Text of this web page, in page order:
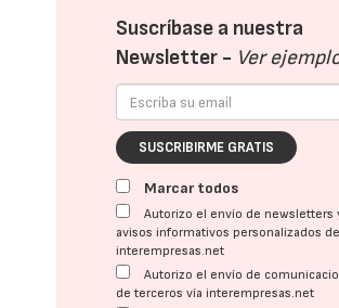
Suscríbase a nuestra
Newsletter - Ver
SUSCRIBIRME GRATIS
Marcar todos
Autorizo el envío de newsletters
avisos informativos personalizados de
interempresas.net
Autorizo el envío de
de terceros vía interempresas.net